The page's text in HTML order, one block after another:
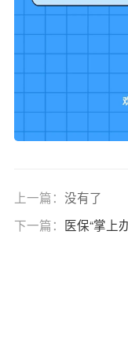
上一篇： 没有了
下一篇： 医保“掌上